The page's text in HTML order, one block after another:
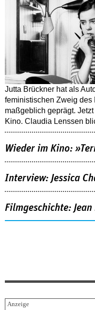
Jutta Brückner hat als
feministischen Zweig
maßgeblich geprägt.
Kino. Claudia Lenssen
Wieder im Kino:
Interview: Jessica
Filmgeschichte: Jean